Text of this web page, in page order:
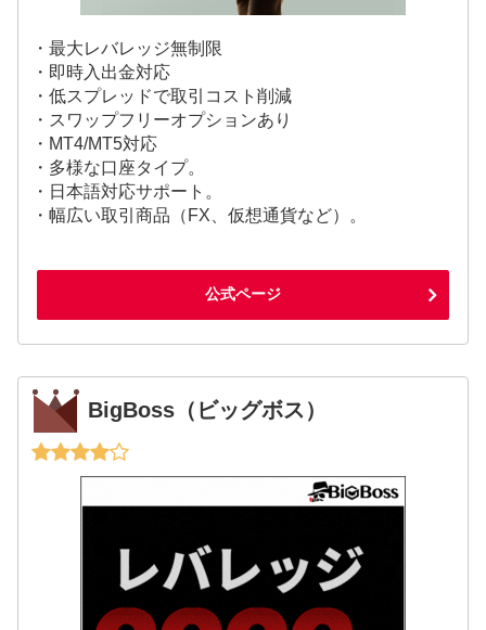
・最大レバレッジ無制限
・即時入出金対応
・低スプレッドで取引コスト削減
・スワップフリーオプションあり
・MT4/MT5対応
・多様な口座タイプ。
・日本語対応サポート。
・幅広い取引商品（FX、仮想通貨など）。
公式ページ
BigBoss（ビッグボス）